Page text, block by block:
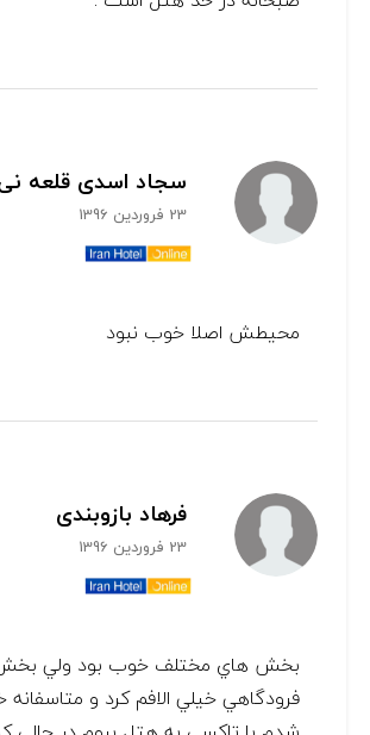
سجاد اسدی قلعه
23 فروردین 1396
محیطش اصلا خوب نبود
فرهاد بازوبندی
23 فروردین 1396
بخش هاي مختلف خوب بود ولي بخش
فرودگاهي خيلي الافم كرد و